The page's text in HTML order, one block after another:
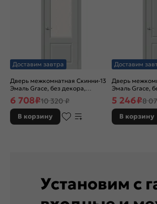
Доставим завтра
Дверь межкомнатная Скинни-13
Эмаль Grace, без декора,
остекленная, white сrystal, без
кромки, скиновая
6 708₽10 320 ₽
В корзину
Доставим
Дверь
Эмаль Grace,
без стекла,
5 246₽8
В корзину
Установим с